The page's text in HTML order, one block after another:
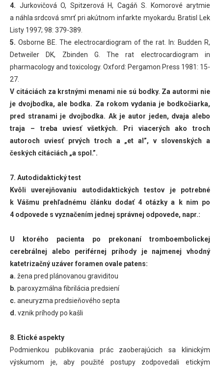
4. Jurkovičová O, Spitzerová H, Cagáň S. Komorové arytmie
a náhla srdcová smrť pri akútnom infarkte myokardu. Bratisl Lek
Listy 1997; 98: 379-389.
5. Osborne BE. The electrocardiogram of the rat. In: Budden R,
Detweiler DK, Zbinden G. The rat electrocardiogram in
pharmacology and toxicology. Oxford: Pergamon Press 1981: 15-
27.
V citáciách za krstnými menami nie sú bodky. Za autormi nie
je dvojbodka, ale bodka. Za rokom vydania je bodkočiarka,
pred stranami je dvojbodka. Ak je autor jeden, dvaja alebo
traja – treba uviesť všetkých. Pri viacerých ako troch
autoroch uviesť prvých troch a „et al”, v slovenských a
českých citáciách „a spol.”.
7. Autodidaktický test
Kvôli uverejňovaniu autodidaktických testov je potrebné
k Vášmu prehľadnému článku dodať 4 otázky a k nim po
4 odpovede s vyznačením jednej správnej odpovede, napr.:
U ktorého pacienta po prekonaní tromboembolickej
cerebrálnej alebo periférnej príhody je najmenej vhodný
katetrizačný uzáver foramen ovale patens:
a. žena pred plánovanou graviditou
b. paroxyzmálna fibrilácia predsiení
c. aneuryzma predsieňového septa
d. vznik príhody po kašli
8. Etické aspekty
Podmienkou publikovania prác zaoberajúcich sa klinickým
výskumom je, aby použité postupy zodpovedali etickým